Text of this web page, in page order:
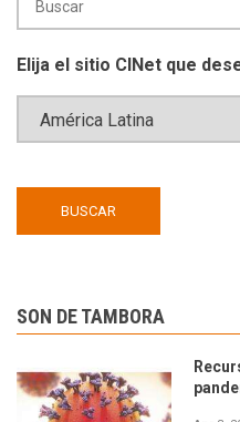
Elija el sitio CINet que
SON DE TAMBORA